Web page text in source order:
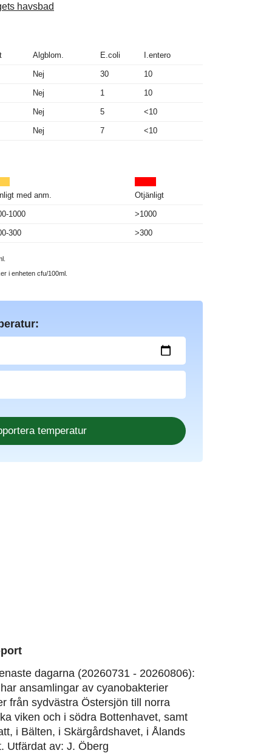
havsbad
Algblom. E.coli I.entero
Nej 30 10
Nej 1 10
Nej 5 <10
Nej 7 <10
med anm. Otjänligt
1000 >1000
300 >300
i enheten cfu/100ml.
dagarna (20260731 - 20260806):
ansamlingar av cyanobakterier
från sydvästra Östersjön till norra
viken och i södra Bottenhavet, samt
i Bälten, i Skärgårdshavet, i Ålands
Utfärdat av: J. Öberg